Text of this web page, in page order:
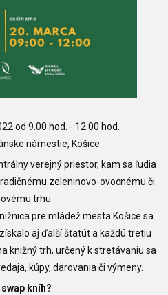
od 9.00 hod. - 12.00 hod.
námestie, Košice
verejný priestor, kam sa ľudia
zeleninovo-ovocnému či
trhu.
pre mládež mesta Košice sa
aj ďalší štatút a každú tretiu
knižný trh, určený k stretávaniu sa
kúpy, darovania či výmeny.
kníh?